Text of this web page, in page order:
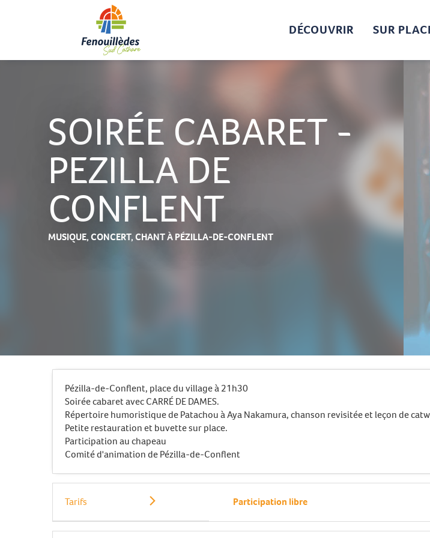
DÉCOUVRIR SUR
SOIRÉE CABARET -
PEZILLA DE
CONFLENT
MUSIQUE,CONCERT,CHANTÀ PÉZILLA-DE-CONFLENT
Pézilla-de-Conflent, place du village à 21h30
Soirée cabaret avec CARRÉ DE DAMES.
Répertoire humoristique de Patachou à Aya Nakamura, chanson revisitée et leçon de
Petite restauration et buvette sur place.
Participation au chapeau
Comité d'animation de Pézilla-de-Conflent
Tarifs Participation libre